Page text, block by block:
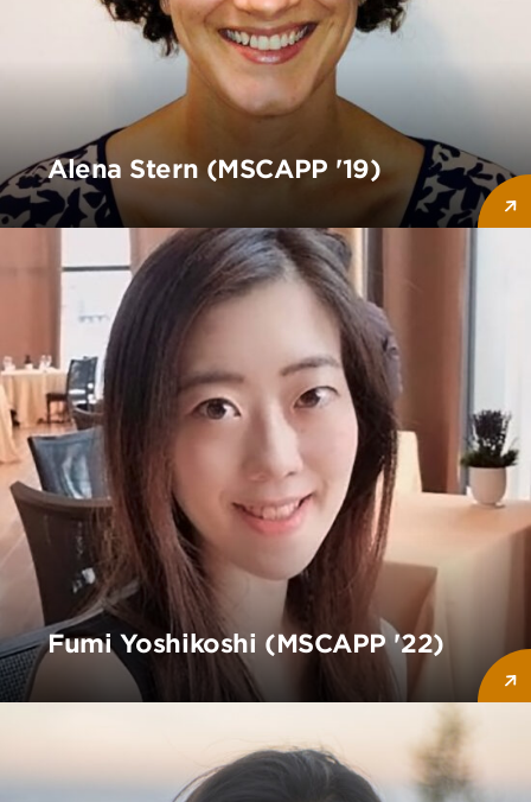
Alena Stern (MSCAPP '19)
Fumi Yoshikoshi (MSCAPP '22)